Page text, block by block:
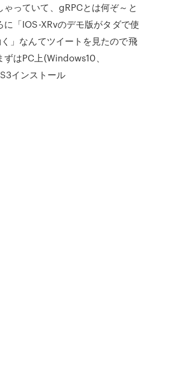
ゃっていて、gRPCとは何ぞ～と
に「IOS-XRvのデモ版がタダで使
」なんてツイートを見たので飛
はPC上(Windows10、
インストール